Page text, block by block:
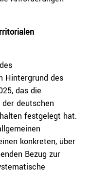
Hintergrund des
das die
deutschen
festgelegt hat.
konkreten, über
Bezug zur